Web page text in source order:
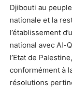
Djibouti au
nationale et la
l’établissement
national avec Al-
l’Etat de
conformément à
résolutions